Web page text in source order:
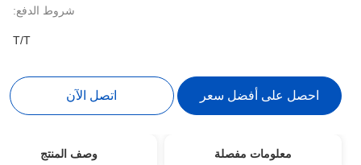
شروط الدفع:
T/T
احصل على أفضل سعر اتصل الآن
معلومات مفصلة وصف المنتج